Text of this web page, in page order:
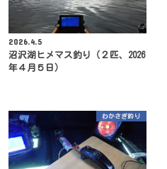
2026.4.5
沼沢湖ヒメマス釣り（２匹、2026
年４月５日）
わかさぎ釣り